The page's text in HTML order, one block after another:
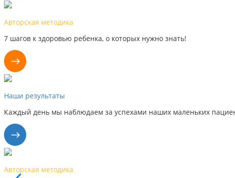
Авторская методика
7 шагов к здоровью ребенка, о которых нужно знать!
Наши результаты
Каждый день мы наблюдаем за успехами наших маленьких
Авторская методика